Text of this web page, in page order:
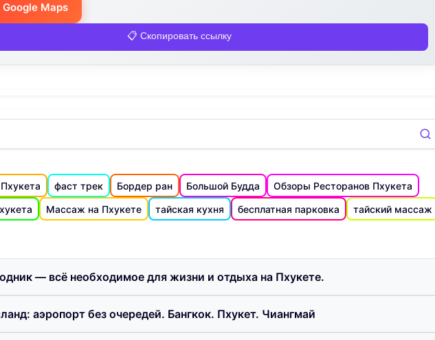
Maps
📋 Скопировать ссылку
фаст трек Бордер ран Большой Будда
Обзоры Ресторанов Пхукета
Массаж на Пхукете тайская кухня бесплатная парковка тайский массаж
— всё необходимое для жизни и отдыха на Пхукете.
аэропорт без очередей. Бангкок. Пхукет. Чиангмай